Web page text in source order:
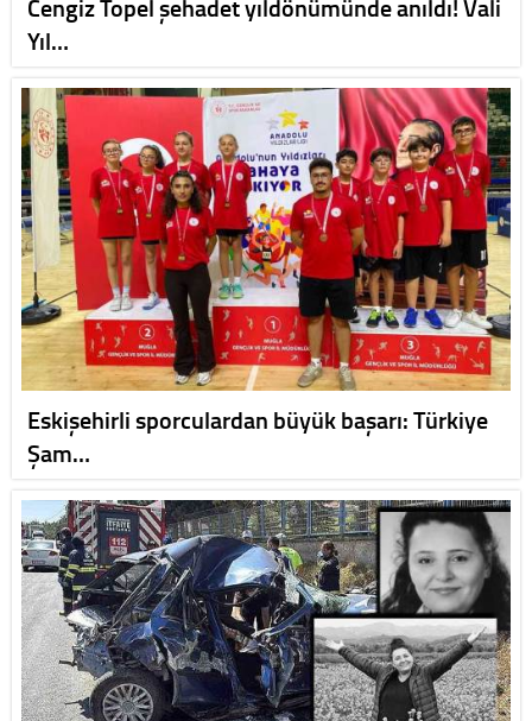
Cengiz Topel şehadet yıldönümünde anıldı! Vali
Yıl…
Eskişehirli sporculardan büyük başarı: Türkiye
Şam…